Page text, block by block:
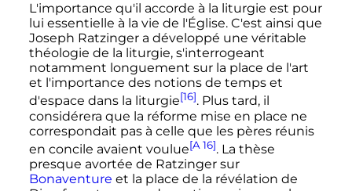
L'importance qu'il accorde à la liturgie est pour
lui essentielle à la vie de l'Église. C'est ainsi que
Joseph Ratzinger a développé une véritable
théologie de la liturgie, s'interrogeant
notamment longuement sur la place de l'art
et l'importance des notions de temps et
d'espace dans la liturgie[16]. Plus tard, il
considérera que la réforme mise en place ne
correspondait pas à celle que les pères réunis
en concile avaient voulue[A 16]. La thèse
presque avortée de Ratzinger sur
Bonaventure et la place de la révélation de